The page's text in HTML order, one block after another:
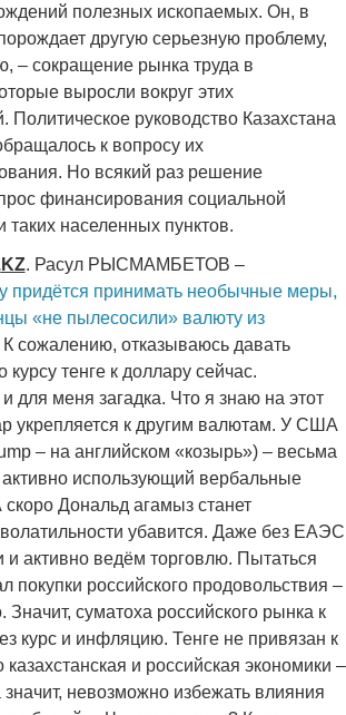
полезных ископаемых. Он, в
другую серьезную проблему,
– сокращение рынка труда в
выросли вокруг этих
Политическое руководство Казахстана
к вопросу их
Но всякий раз решение
финансирования социальной
населенных пунктов.
KZ. Расул РЫСМАМБЕТОВ –
придётся принимать необычные меры,
«не пылесосили» валюту из
сожалению, отказываюсь давать
курсу тенге к доллару сейчас.
для меня загадка. Что я знаю на этот
укрепляется к другим валютам. У США
– на английском «козырь») – весьма
использующий вербальные
Дональд агамыз станет
убавится. Даже без ЕАЭС
активно ведём торговлю. Пытаться
покупки российского продовольствия –
Значит, суматоха российского рынка к
курс и инфляцию. Тенге не привязан к
казахстанская и российская экономики –
значит, невозможно избежать влияния